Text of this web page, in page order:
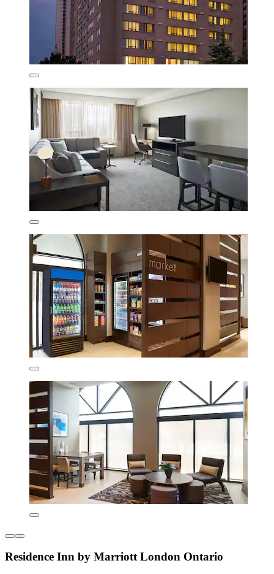
Residence Inn by Marriott London Ontario